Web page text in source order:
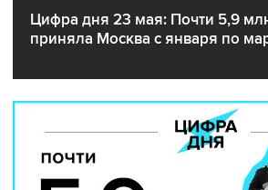
Цифра дня 23 мая: Почти 5,9
приняла Москва с января по